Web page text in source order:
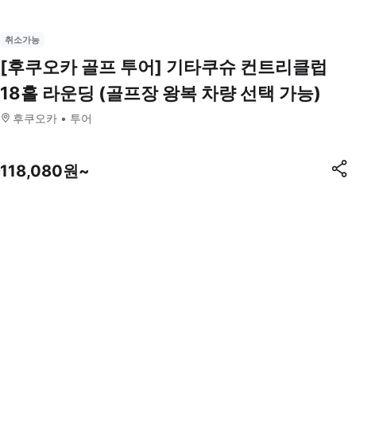
취소가능
[후쿠오카 골프 투어] 기타쿠슈 컨트리클럽
18홀 라운딩 (골프장 왕복 차량 선택 가능)
후쿠오카 투어
118,080원~